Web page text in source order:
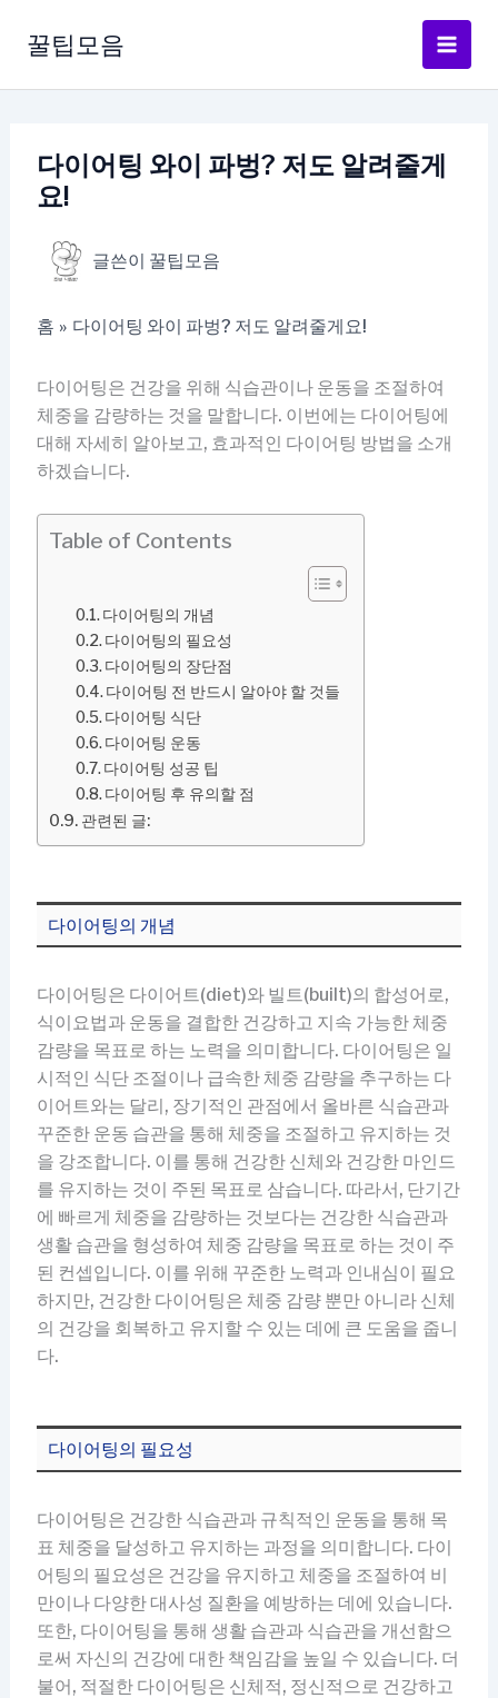
로
꿀팁모음
다이어팅 와이 파벙? 저도 알려줄게
요!
글쓴이 꿀팁모음
홈 다이어팅 와이 파벙? 저도 알려줄게요!
다이어팅은 건강을 위해 식습관이나 운동을 조절하여
체중을 감량하는 것을 말합니다. 이번에는 다이어팅에
대해 자세히 알아보고, 효과적인 다이어팅 방법을 소개
하겠습니다.
Table of Contents
다이어팅의 개념
다이어팅의 필요성
다이어팅의 장단점
다이어팅 전 반드시 알아야 할 것들
다이어팅 식단
다이어팅 운동
다이어팅 성공 팁
다이어팅 후 유의할 점
관련된 글:
다이어팅의 개념
다이어팅은 다이어트(diet)와 빌트(built)의 합성어로,
식이요법과 운동을 결합한 건강하고 지속 가능한 체중
감량을 목표로 하는 노력을 의미합니다. 다이어팅은 일
시적인 식단 조절이나 급속한 체중 감량을 추구하는 다
이어트와는 달리, 장기적인 관점에서 올바른 식습관과
꾸준한 운동 습관을 통해 체중을 조절하고 유지하는 것
을 강조합니다. 이를 통해 건강한 신체와 건강한 마인드
를 유지하는 것이 주된 목표로 삼습니다. 따라서, 단기간
에 빠르게 체중을 감량하는 것보다는 건강한 식습관과
생활 습관을 형성하여 체중 감량을 목표로 하는 것이 주
된 컨셉입니다. 이를 위해 꾸준한 노력과 인내심이 필요
하지만, 건강한 다이어팅은 체중 감량 뿐만 아니라 신체
의 건강을 회복하고 유지할 수 있는 데에 큰 도움을 줍니
다.
다이어팅의 필요성
다이어팅은 건강한 식습관과 규칙적인 운동을 통해 목
표 체중을 달성하고 유지하는 과정을 의미합니다. 다이
어팅의 필요성은 건강을 유지하고 체중을 조절하여 비
만이나 다양한 대사성 질환을 예방하는 데에 있습니다.
또한, 다이어팅을 통해 생활 습관과 식습관을 개선함으
로써 자신의 건강에 대한 책임감을 높일 수 있습니다. 더
불어, 적절한 다이어팅은 신체적, 정신적으로 건강하고